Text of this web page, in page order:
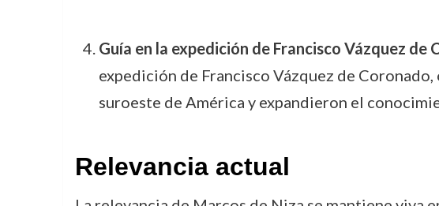
Guía en la expedición de Francisco Vázquez
expedición de Francisco Vázquez de
suroeste de América y expandieron el
Relevancia actual